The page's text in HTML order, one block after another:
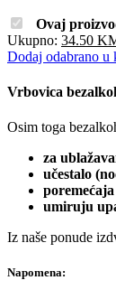
Ovaj
Ukupno: 34.50
Dodaj odabrano u
Vrbovica
Osim toga
za
učestalo
umiruju
Iz naše ponude
Napomena: